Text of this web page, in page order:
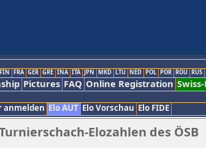
FIN FRA GER GRE INA ITA JPN MKD LTU NED POL POR ROU RUS
Pictures FAQ Online Registration
anmelden Elo AUT Elo Vorschau Elo FIDE
Elozahlen des ÖSB